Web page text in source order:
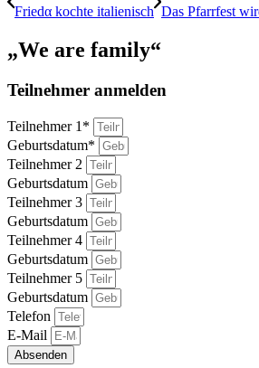
Friedα kochte italienisch Das Pfarrfest
„We are family“
Teilnehmer anmelden
Teilnehmer 1*
Geburtsdatum*
Teilnehmer 2
Geburtsdatum
Teilnehmer 3
Geburtsdatum
Teilnehmer 4
Geburtsdatum
Teilnehmer 5
Geburtsdatum
Telefon
E-Mail
Absenden